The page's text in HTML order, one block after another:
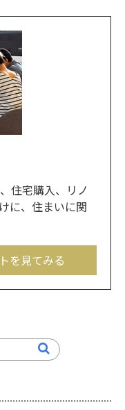
住宅購入、リノ
に、住まいに関
を見てみる